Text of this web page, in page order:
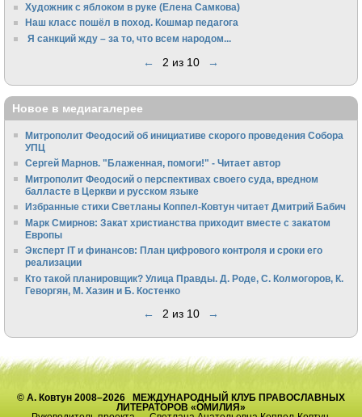
Художник с яблоком в руке (Елена Самкова)
Наш класс пошёл в поход. Кошмар педагога
Я санкций жду – за то, что всем народом...
← 2 из 10 →
Новое в медиагалерее
Митрополит Феодосий об инициативе скорого проведения Собора
УПЦ
Сергей Марнов. "Блаженная, помоги!" - Читает автор
Митрополит Феодосий о перспективах своего суда, вредном
балласте в Церкви и русском языке
Избранные стихи Светланы Коппел-Ковтун читает Дмитрий Бабич
Марк Смирнов: Закат христианства приходит вместе с закатом
Европы
Эксперт IT и финансов: План цифрового контроля и сроки его
реализации
Кто такой планировщик? Улица Правды. Д. Роде, С. Колмогоров, К.
Геворгян, М. Хазин и Б. Костенко
← 2 из 10 →
© А. Ковтун 2008–2026 МЕЖДУНАРОДНЫЙ КЛУБ ПРАВОСЛАВНЫХ
ЛИТЕРАТОРОВ «ОМИЛИЯ»